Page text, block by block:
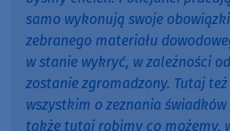
samo wykonują swoje
zebranego materiału
w stanie wykryć, w zależności
zostanie zgromadzony. Tutaj
wszystkim o zeznania
także tutaj robimy co możemy,